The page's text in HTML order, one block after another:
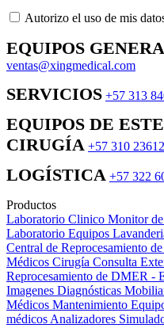
Autorizo ​​el uso de mis
EQUIPOS
ventas@xingmedical.com
SERVICIOS +57 313
EQUIPOS DE
CIRUGÍA +57 310
LOGÍSTICA +57 322
Productos
Laboratorio Clinico Monitor
Laboratorio Equipos
Central de Reprocesamiento
Médicos Cirugía Consulta
Reprocesamiento de DMER -
Imagenes Diagnósticas
Médicos Mantenimiento
médicos Analizadores